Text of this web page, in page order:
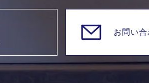
お問い合